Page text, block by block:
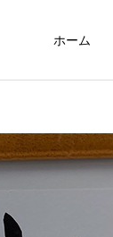
ホーム
フ